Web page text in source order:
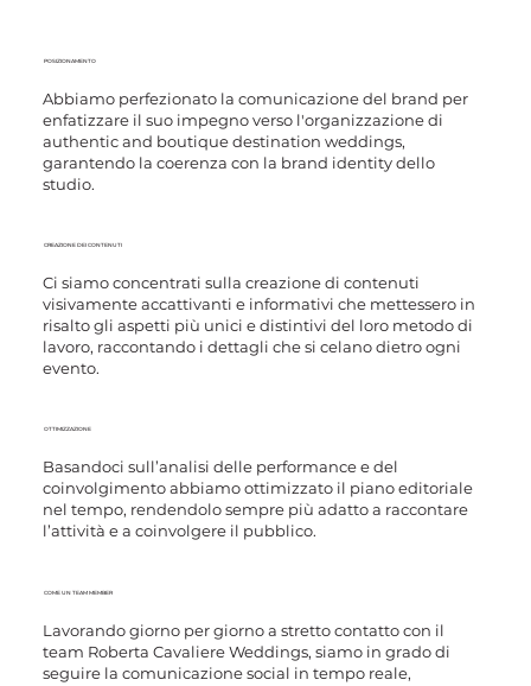
Abbiamo perfezionato la comunicazione del brand per
enfatizzare il suo impegno verso l'organizzazione di
authentic and boutique destination weddings,
garantendo la coerenza con la brand identity dello
studio.
POSIZIONAMENTO
Ci siamo concentrati sulla creazione di contenuti
visivamente accattivanti e informativi che mettessero in
risalto gli aspetti più unici e distintivi del loro metodo di
lavoro, raccontando i dettagli che si celano dietro ogni
evento.
CREAZIONE DEI CONTENUTI
Basandoci sull’analisi delle performance e del
coinvolgimento abbiamo ottimizzato il piano editoriale
nel tempo, rendendolo sempre più adatto a raccontare
l’attività e a coinvolgere il pubblico.
OTTIMIZZAZIONE
Lavorando giorno per giorno a stretto contatto con il
team Roberta Cavaliere Weddings, siamo in grado di
seguire la comunicazione social in tempo reale,
COME UN TEAM MEMBER